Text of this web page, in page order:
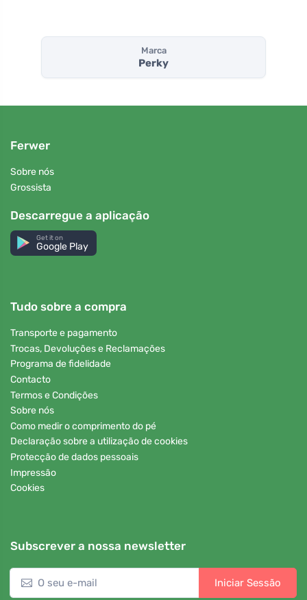
Marca
Perky
Ferwer
Sobre nós
Grossista
Descarregue a aplicação
Get it on
Google Play
Tudo sobre a compra
Transporte e pagamento
Trocas, Devoluções e Reclamações
Programa de fidelidade
Contacto
Termos e Condições
Sobre nós
Como medir o comprimento do pé
Declaração sobre a utilização de cookies
Protecção de dados pessoais
Impressão
Cookies
Subscrever a nossa newsletter
Iniciar Sessão